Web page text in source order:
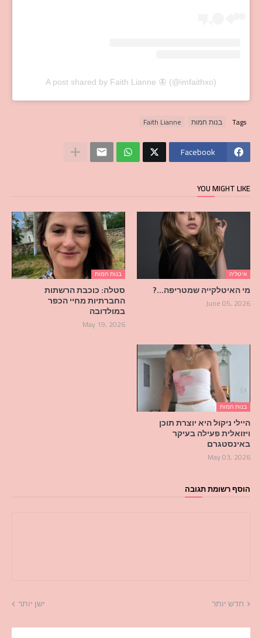
A post shared by Faith Lianne 🦋 (@imfaithxo)
Tags בנות חמות Faith Lianne
Facebook
YOU MIGHT LIKE
איטליה
מי האיטלקייה שמטריפה…?
June 05, 2026
בנות חמות
סטלה: כוכבת הרשתות
החברתיות מחיי הכפר
במולדובה
May 19, 2026
בנות חמות
היילי ניקול היא יוצרת תוכן
ויזואלית פעילה בעיקר
באינסטגרם
May 03, 2026
הוסף רשומת תגובה
חדש יותר ישן יותר